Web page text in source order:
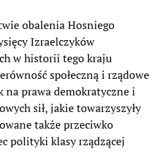
obalenia Hosniego
Izraelczyków
w historii tego kraju
społeczną i rządowe
na prawa demokratyczne i
sił, jakie towarzyszyły
także przeciwko
polityki klasy rządzącej